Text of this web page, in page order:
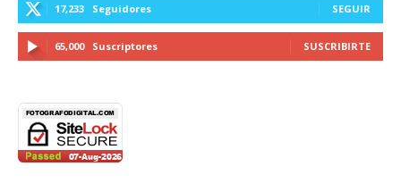
17,233 Seguidores SEGUIR
65,000 Suscriptores SUSCRIBIRTE